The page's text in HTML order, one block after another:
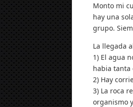
Monto mi
hay una
grupo.
La llegada
1) El agua
habia tanta
2) Hay
3) La roca
organismo